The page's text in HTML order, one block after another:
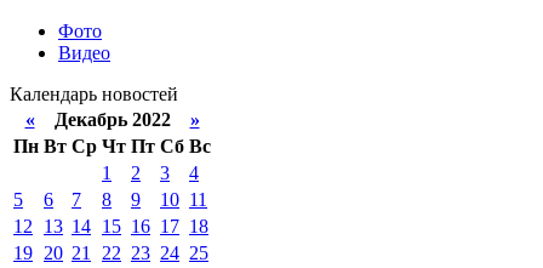
Фото
Видео
Календарь новостей
«Декабрь 2022 »
Пн Вт Ср Чт Пт Сб Вс
1
2 3
4
5
6 7 8 9 10 11
12
13 14 15 16 17 18
19 20 21 22 23 24 25